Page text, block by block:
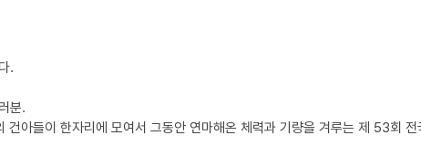
.
분.
건아들이 한자리에 모여서 그동안 연마해온 체력과 기량을 겨루는 제 53회